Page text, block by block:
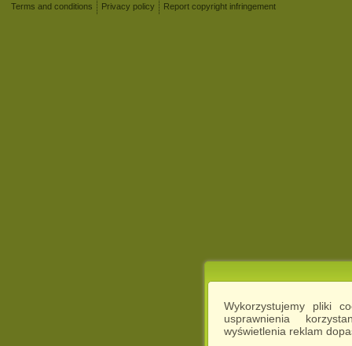
Wykorzystujemy pliki
usprawnienia
wyświetlenia reklam
Terms and conditions
Privacy policy Report copyright infringement